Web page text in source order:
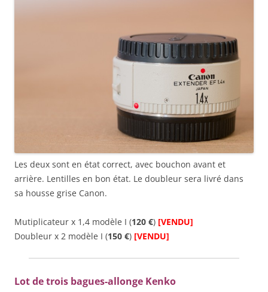
Les deux sont en état correct, avec bouchon avant et
arrière. Lentilles en bon état. Le doubleur sera livré dans
sa housse grise Canon.
Mutiplicateur x 1,4 modèle I (120 €) [VENDU]
Doubleur x 2 modèle I (150 €) [VENDU]
Lot de trois bagues-allonge Kenko